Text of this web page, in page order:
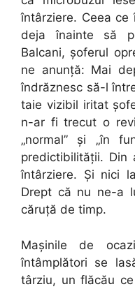
întârziere. Ceea
deja înainte să
Balcani, șoferul
ne anunță: Mai
îndrăznesc să-l
taie vizibil iritat
n-ar fi trecut o
„normal” și „în
predictibilității. Din
întârziere. Și nici
Drept că nu ne-a
căruță de timp.
Mașinile de
întâmplători se
târziu, un flăcău